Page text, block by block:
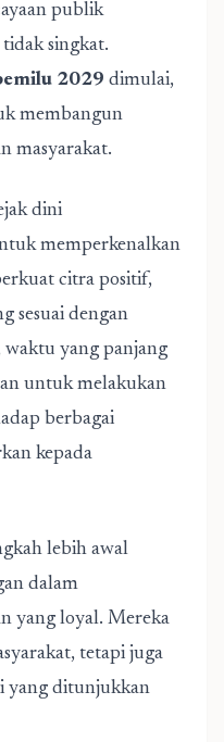
publik
singkat.
2029 dimulai,
membangun
masyarakat.
dini
memperkenalkan
citra positif,
sesuai dengan
waktu yang panjang
untuk melakukan
berbagai
kepada
lebih awal
dalam
yang loyal. Mereka
tetapi juga
yang ditunjukkan